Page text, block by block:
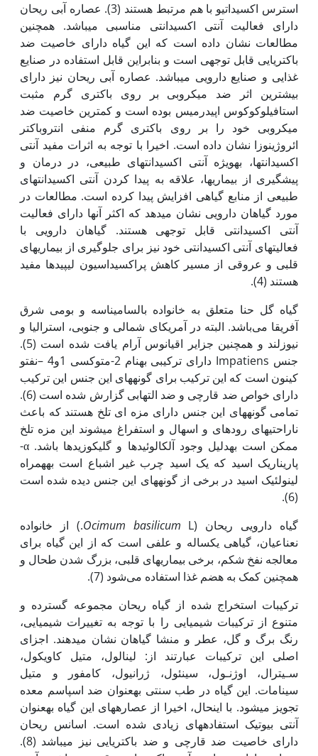
استرس اکسیداتیو با هم مرتبط هستند (3). عصاره آبی ریحان
دارای فعالیت آنتی اکسیدانتی مناسبی می‏باشد. همچنین
مطالعات نشان داده است که این گیاه دارای خاصیت ضد
باکتریایی قابل توجهی است و بنابراین قابل استفاده در صنایع
غذایی و صنایع دارویی می‏باشد. عصاره آبی ریحان نیز دارای
بیشترین اثر ضد میکروبی بر روی باکتری گرم مثبت
استافیلوکوکوس اپیدرمیس بوده است و کمترین خاصیت ضد
میکروبی خود را بر روی باکتری گرم منفی انتروباکتر
ائروژینوزا نشان داده است. اخیرا با توجه به اثرات مفید آنتی
اکسیدانت‏ها، به‏ویژه آنتی اکسیدانت‏های طبیعی، در درمان و
پیشگیری از بیماری‏ها، علاقه به پیدا کردن آنتی اکسیدانت‏های
طبیعی از منابع گیاهی افزایش پیدا کرده است. مطالعات در
مورد گیاهان دارویی نشان می‏دهد که اکثر آن‫ها دارای فعالیت
آنتی اکسیدانتی قابل توجهی هستند. گیاهان دارویی با
فعالیت‏های آنتی اکسیدانتی خود نیز برای جلوگیری از بیماری‏های
قلبی و عروقی از مسیر کاهش پراکسیداسیون لیپیدها مفید
هستند (4).
گیاه گل حنا متعلق به خانواده بالسامیناسه و بومی شرق
آفریقا می‌باشد. البته در آمریکای شمالی و جنوبی، استرالیا و
نیوزلند و همچنین جزایر اقیانوس آرام یافت شده است (5).
جنس Impatiens دارای ترکیبی به‏نام 2-متوکسی 1و4 –نفتو
کینون است که این ترکیب برای گونه‏های این جنس این ترکیب
دارای خواص ضد قارچی و ضد التهابی گزارش شده است (6).
تمامی گونه‏های این جنس دارای مزه ای تلخ هستند که باعث
ناراحتی‏های روده‏ای و اسهال و استفراغ می‫شوند این مزه تلخ
ممکن است به‏دلیل وجود آلکالوئید‫ها و گلیکوزید‫ها باشد. α-
پاریناریک اسید که یک اسید چرب غیر اشباع است به‏همراه
لینولئیک اسید در برخی از گونه‏های این جنس دیده شده است
(6).
گیاه دارویی ریحان (
Ocimum basilicumL.) از خانواده
نعناعیان، گیاهی یک‏ساله و علفی است که از این گیاه برای
معالجه نفخ شکم، برخی بیماری‫های قلبی، بزرگ شدن طحال و
همچنین کمک به هضم غذا استفاده می‌شود (7).
ترکیبات استخراج شده از گیاه ریحان مجموعه گسترده و
متنوع از ترکیبات شیمیایی را با توجه به تغییرات شیمیایی،
رنگ برگ و گل، عطر و منشا گیاهان نشان می‏دهند. اجزای
اصلی این ترکیبات عبارتند از: لینالول، متیل کاویکول،
سـیترال، اوژنـول، سینئول، ژرانیول، کامفور و متیل
سینامات. این گیاه در طب سنتی به‏عنوان ضد اسپاسم معده
تجویز می‏شود. با این‫حال‫، اخیرا از عصاره‏های این گیاه به‏عنوان
آنتی بیوتیک استفاده‏های زیادی شده است. اسانس ریحان
دارای خاصیت ضد قارچی و ضد باکتریایی نیز می‏باشد (8).